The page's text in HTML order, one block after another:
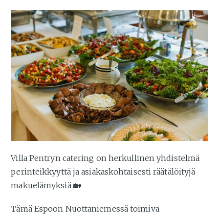
Villa Pentryn catering on herkullinen yhdistelmä
perinteikkyyttä ja asiakaskohtaisesti räätälöityjä
makuelämyksiä 🏡
Tämä Espoon Nuottaniemessä toimiva